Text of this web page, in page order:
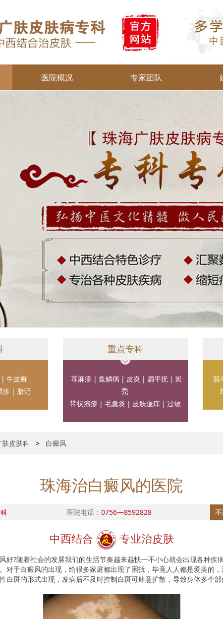
医院概况 专家团队
| 牛皮癣
疹 | 胎记
重点专科
荨麻疹 | 鱼鳞病 | 皮炎 | 扁平疣 | 斑
秃
带状疱疹 | 毛囊炎 | 皮肤瘙痒 | 过敏
脱
肤皮肤科 > 白癜风
珠海治白癜风的医院
医院电话： 0756—8592828
中西结合 专业治皮肤
?随着社会的发展我们的生活节奏越来越快一不小心就会出现各种疾
对于白癜风的出现，给很多家庭都出现了困扰，毕竟人人都是爱美的
白斑的形式出现，发病后不及时控制白斑可肆意扩散，导致身体多个